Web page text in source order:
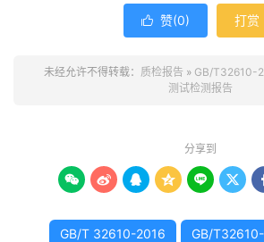
 赞(0) 打赏
未经允许不得转载： 质检报告 » GB/T32610-
测试检测报告
分享到
     
GB/T 32610-2016 GB/